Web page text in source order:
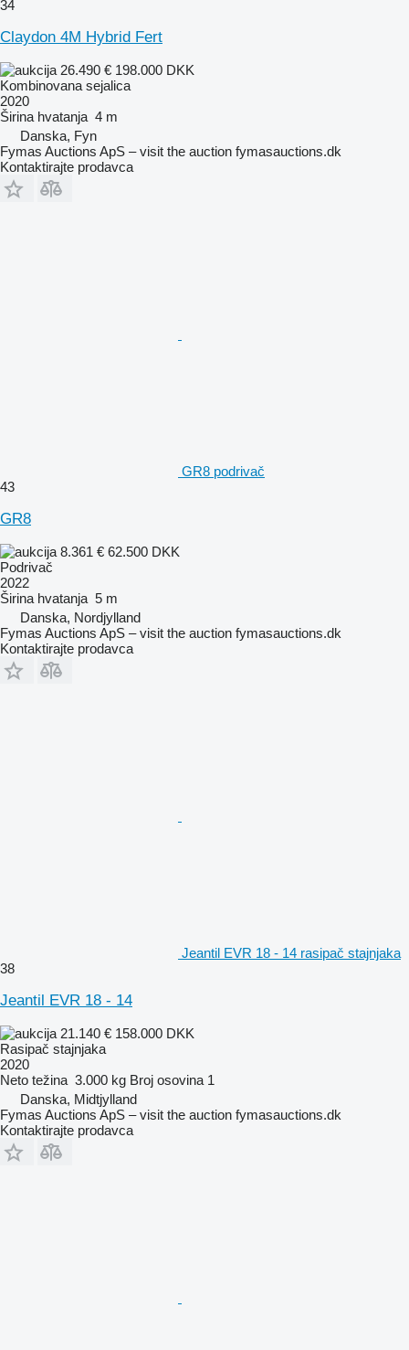
34
Claydon 4M Hybrid Fert
26.490 € 198.000 DKK
Kombinovana sejalica
2020
Širina hvatanja 4 m
Danska, Fyn
Fymas Auctions ApS – visit the auction fymasauctions.dk
Kontaktirajte prodavca
GR8 podrivač
43
GR8
8.361 € 62.500 DKK
Podrivač
2022
Širina hvatanja 5 m
Danska, Nordjylland
Fymas Auctions ApS – visit the auction fymasauctions.dk
Kontaktirajte prodavca
Jeantil EVR 18 - 14 rasipač stajnjaka
38
Jeantil EVR 18 - 14
21.140 € 158.000 DKK
Rasipač stajnjaka
2020
Neto težina 3.000 kg Broj osovina 1
Danska, Midtjylland
Fymas Auctions ApS – visit the auction fymasauctions.dk
Kontaktirajte prodavca